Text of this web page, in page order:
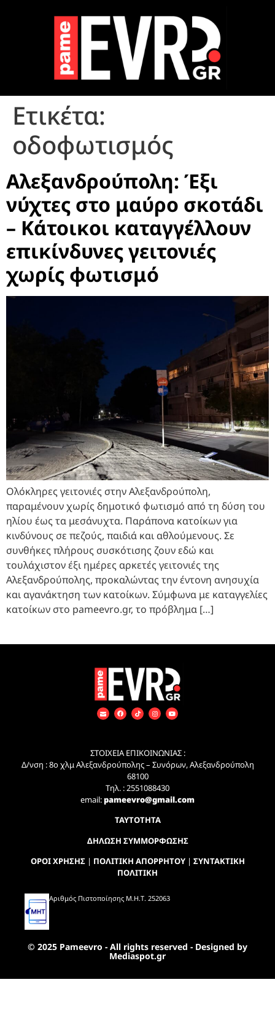
Ετικέτα:
οδοφωτισμός
Αλεξανδρούπολη: Έξι
νύχτες στο μαύρο σκοτάδι
– Κάτοικοι καταγγέλλουν
επικίνδυνες γειτονιές
χωρίς φωτισμό
Ολόκληρες γειτονιές στην Αλεξανδρούπολη,
παραμένουν χωρίς δημοτικό φωτισμό από τη δύση του
ηλίου έως τα μεσάνυχτα. Παράπονα κατοίκων για
κινδύνους σε πεζούς, παιδιά και αθλούμενους. Σε
συνθήκες πλήρους συσκότισης ζουν εδώ και
τουλάχιστον έξι ημέρες αρκετές γειτονιές της
Αλεξανδρούπολης, προκαλώντας την έντονη ανησυχία
και αγανάκτηση των κατοίκων. Σύμφωνα με καταγγελίες
κατοίκων στο pameevro.gr, το πρόβλημα […]
ΣΤΟΙΧΕΙΑ ΕΠΙΚΟΙΝΩΝΙΑΣ :
Δ/νση : 8ο χλμ Αλεξανδρούπολης – Συνόρων, Αλεξανδρούπολη
68100
Τηλ. : 2551088430
email:pameevro@gmail.com
ΤΑΥΤΟΤΗΤΑ
ΔΗΛΩΣΗ ΣΥΜΜΟΡΦΩΣΗΣ
ΟΡΟΙ ΧΡΗΣΗΣ| ΠΟΛΙΤΙΚΗ ΑΠΟΡΡΗΤΟΥ| ΣΥΝΤΑΚΤΙΚΗ
ΠΟΛΙΤΙΚΗ
Αριθμός Πιστοποίησης Μ.Η.Τ. 252063
© 2025 Pameevro - All rights reserved - Designed by
Mediaspot.gr